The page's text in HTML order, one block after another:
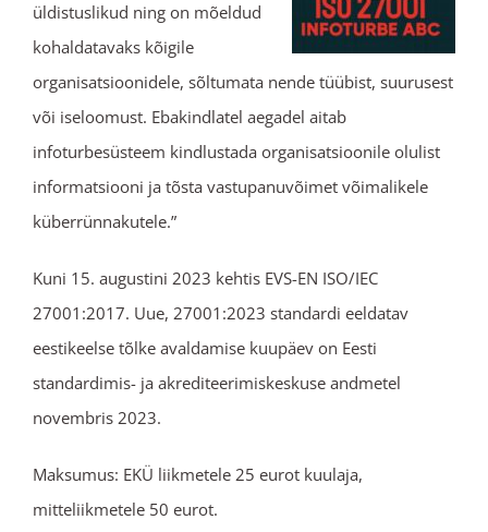
üldistuslikud ning on mõeldud
kohaldatavaks kõigile
organisatsioonidele, sõltumata nende tüübist, suurusest
või iseloomust. Ebakindlatel aegadel aitab
infoturbesüsteem kindlustada organisatsioonile olulist
informatsiooni ja tõsta vastupanuvõimet võimalikele
küberrünnakutele.”
Kuni 15. augustini 2023 kehtis EVS-EN ISO/IEC
27001:2017. Uue, 27001:2023 standardi eeldatav
eestikeelse tõlke avaldamise kuupäev on Eesti
standardimis- ja akrediteerimiskeskuse andmetel
novembris 2023.
Maksumus: EKÜ liikmetele 25 eurot kuulaja,
mitteliikmetele 50 eurot.